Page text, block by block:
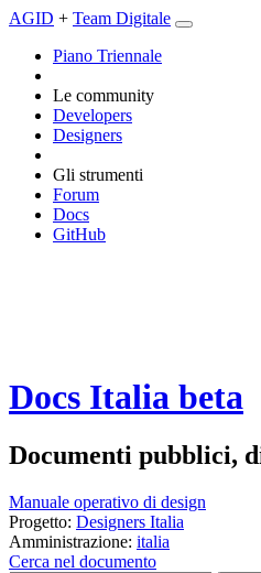
AGID + Team Digitale
Piano Triennale
Le community
Developers
Designers
Gli strumenti
Forum
Docs
GitHub
Docs Italia beta
Documenti pubblici,
Manuale operativo di design
Progetto: Designers Italia
Amministrazione: italia
Cerca nel documento